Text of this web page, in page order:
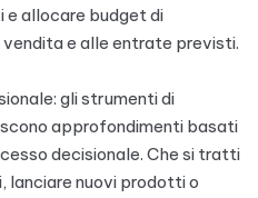
e allocare budget di
vendita e alle entrate previsti.
gli strumenti di
approfondimenti basati
decisionale. Che si tratti
lanciare nuovi prodotti o